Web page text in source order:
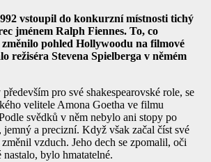
vstoupil do konkurzní místnosti tichý
jménem Ralph Fiennes. To, co
pohled Hollywoodu na filmové
režiséra Stevena Spielberga v němém
pro své shakespearovské role, se
velitele Amona Goetha ve filmu
svědků v něm nebylo ani stopy po
a precizní. Když však začal číst své
vzduch. Jeho dech se zpomalil, oči
bylo hmatatelné.